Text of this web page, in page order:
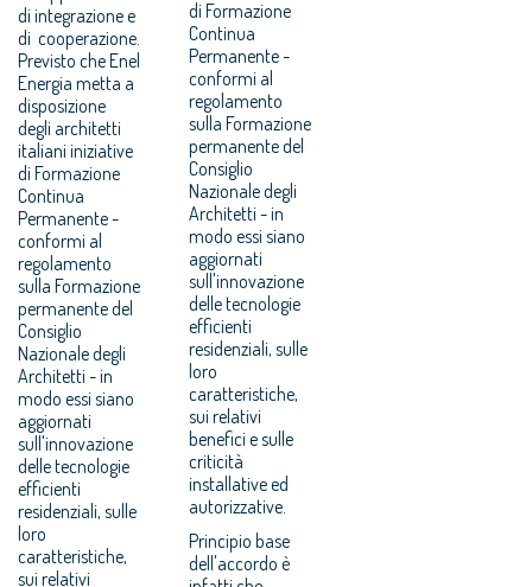
di integrazione e
di cooperazione.
Previsto che Enel
Energia metta a
disposizione
degli architetti
italiani iniziative
di Formazione
Continua
Permanente -
conformi al
regolamento
sulla Formazione
permanente del
Consiglio
Nazionale degli
Architetti - in
modo essi siano
aggiornati
sull'innovazione
delle tecnologie
efficienti
residenziali, sulle
loro
caratteristiche,
sui relativi
di Formazione
Continua
Permanente -
conformi al
regolamento
sulla Formazione
permanente del
Consiglio
Nazionale degli
Architetti - in
modo essi siano
aggiornati
sull'innovazione
delle tecnologie
efficienti
residenziali, sulle
loro
caratteristiche,
sui relativi
benefici e sulle
criticità
installative ed
autorizzative.
Principio base
dell'accordo è